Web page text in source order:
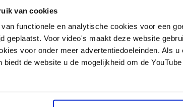
van cookies
functionele en analytische cookies voor een
geplaatst. Voor video's maakt deze website
voor onder meer advertentiedoeleinden. Als
biedt de website u de mogelijkheid om de
2025 pdf 4 pagina's